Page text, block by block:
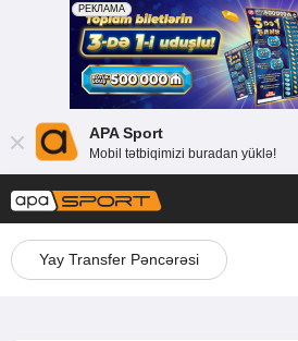
APA Sport
Mobil tətbiqimizi buradan yüklə!
Yay Transfer Pəncərəsi